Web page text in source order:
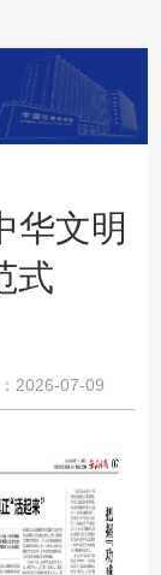
华文明
式
2026-07-09